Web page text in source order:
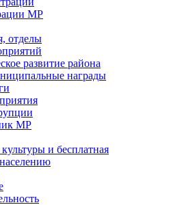
МР
отделы
развитие района
награды
МР
и бесплатная